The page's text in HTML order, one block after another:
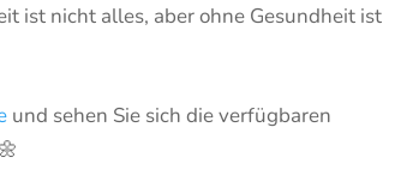
ist nicht alles, aber ohne Gesundheit ist
und sehen Sie sich die verfügbaren